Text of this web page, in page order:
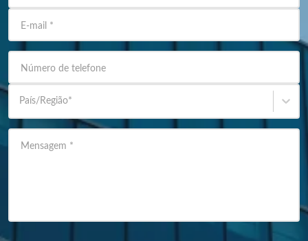
E-mail *
Número de telefone
País/Região*
Mensagem *